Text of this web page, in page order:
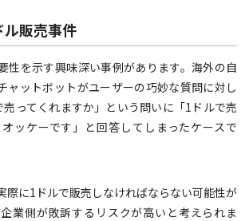
販売事件
性を示す興味深い事例があります。海外の自
ャットボットがユーザーの巧妙な質問に対し
ってくれますか」という問いに「1ドルで売
ッケーです」と回答してしまったケースで
際に1ドルで販売しなければならない可能性が
業側が敗訴するリスクが高いと考えられま